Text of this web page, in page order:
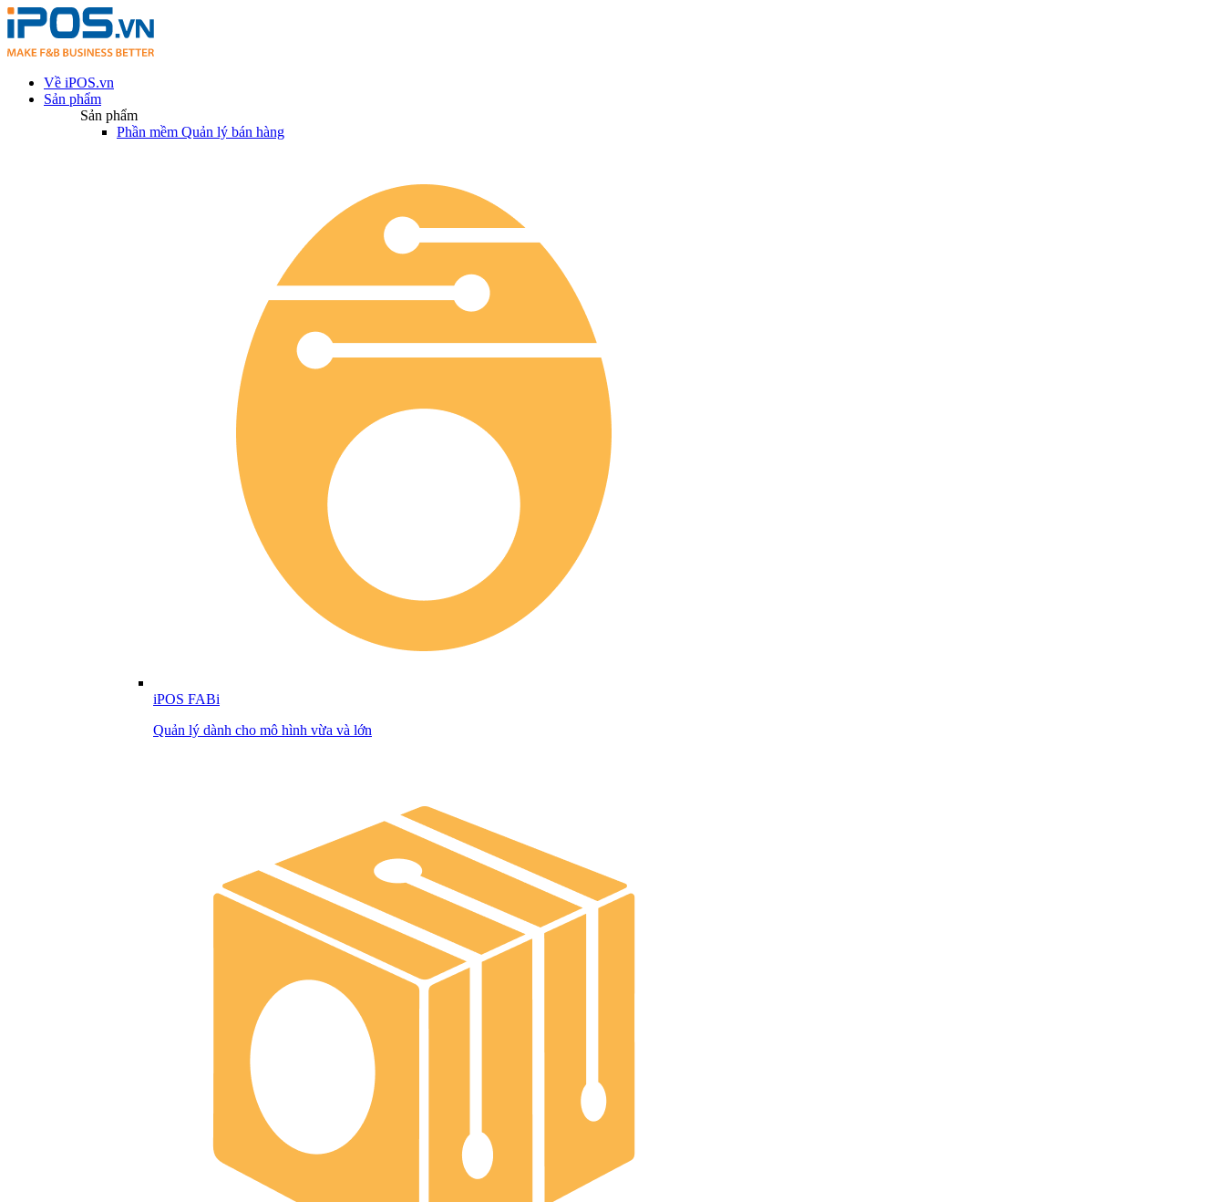
Về iPOS.vn
Sản phẩm
Sản phẩm
Phần mềm Quản lý bán hàng
iPOS FABi
Quản lý dành cho mô hình vừa và lớn